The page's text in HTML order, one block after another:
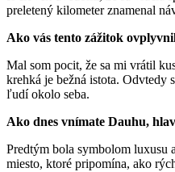
preletený kilometer znamenal
Ako vás tento zážitok
Mal som pocit, že sa mi vrátil
krehká je bežná istota. Odvtedy
ľudí okolo seba.
Ako dnes vnímate Dauhu,
Predtým bola symbolom luxusu
miesto, ktoré pripomína, ako